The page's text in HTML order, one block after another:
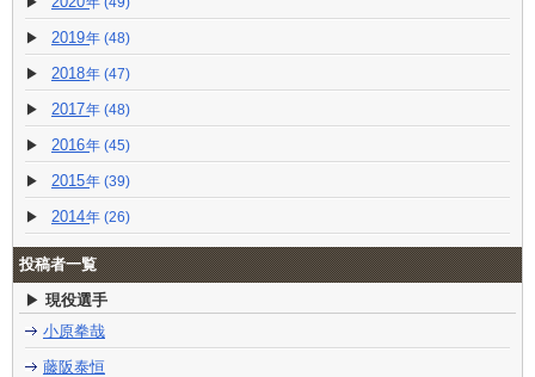
2019 (48)
2018 (47)
2017 (48)
2016 (45)
2015 (39)
2014 (26)
投稿者一覧
現役選手
小原拳哉
藤阪泰恒